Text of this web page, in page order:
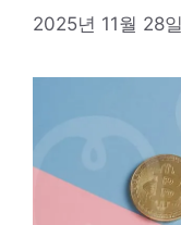
2025년 11월 28일